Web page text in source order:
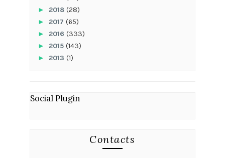
► 2018 (28)
► 2017 (65)
► 2016 (333)
► 2015 (143)
► 2013 (1)
Social Plugin
Contacts